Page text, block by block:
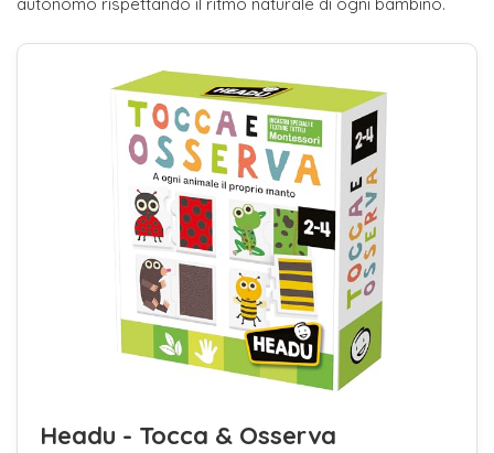
Headu - Tocca & Osserva